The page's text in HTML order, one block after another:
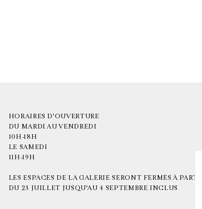
HORAIRES D'OUVERTURE
DU MARDI AU VENDREDI
10H-18H
LE SAMEDI
11H-19H
LES ESPACES DE LA GALERIE SERONT FERMÉS À PARTIR
DU 23 JUILLET JUSQU'AU 4 SEPTEMBRE INCLUS